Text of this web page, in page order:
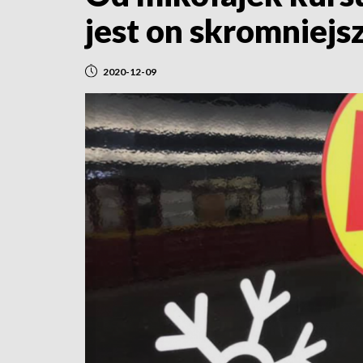
jest on
2020-12-09